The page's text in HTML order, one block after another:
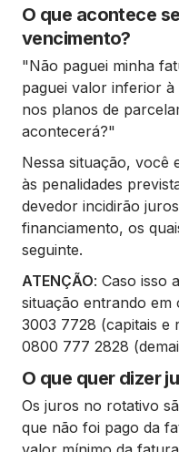
O que acontece
vencimento?
"Não paguei minha
paguei valor inferior
nos planos de
acontecerá?"
Nessa situação, você
às penalidades
devedor incidirão
financiamento, os
seguinte.
ATENÇÃO: Caso isso
situação entrando
3003 7728 (capitais e
0800 777 2828
O que quer dizer
Os juros no rotativo
que não foi pago da